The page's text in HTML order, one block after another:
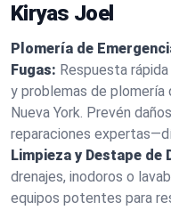
Kiryas Joel
Plomería de
Fugas: Respuesta
y problemas de plomería
Nueva York. Prevén
reparaciones
Limpieza y Destape de
drenajes, inodoros o
equipos potentes para